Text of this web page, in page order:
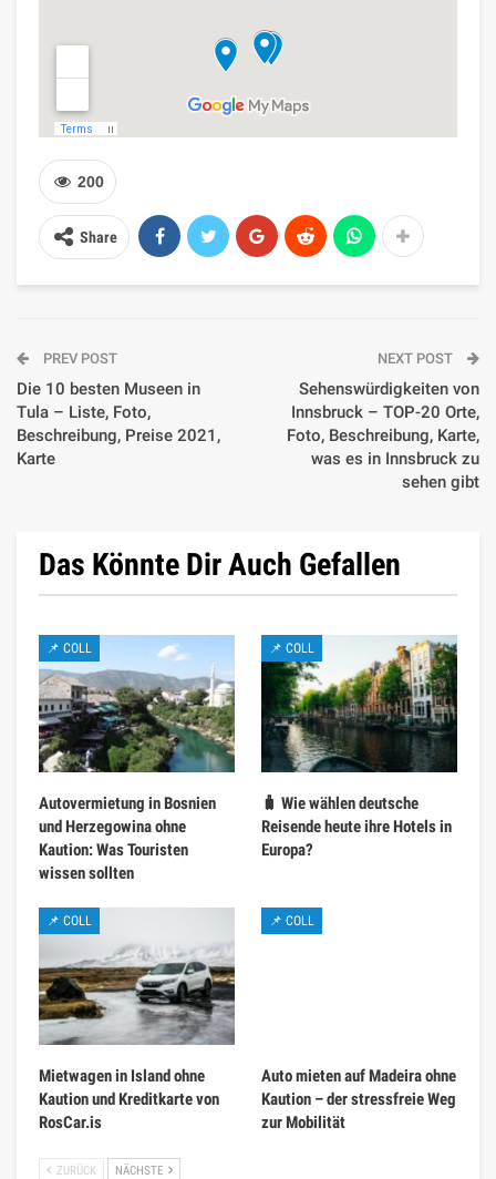
200
Share
PREV POST
Die 10 besten Museen in
Tula – Liste, Foto,
Beschreibung, Preise 2021,
Karte
NEXT POST
Sehenswürdigkeiten von
Innsbruck – TOP-20 Orte,
Foto, Beschreibung, Karte,
was es in Innsbruck zu
sehen gibt
Das Könnte Dir Auch Gefallen
📌 COLL
Autovermietung in Bosnien
und Herzegowina ohne
Kaution: Was Touristen
wissen sollten
📌 COLL
🧳 Wie wählen deutsche
Reisende heute ihre Hotels in
Europa?
📌 COLL
Mietwagen in Island ohne
Kaution und Kreditkarte von
RosCar.is
📌 COLL
Auto mieten auf Madeira ohne
Kaution – der stressfreie Weg
zur Mobilität
ZURÜCK NÄCHSTE